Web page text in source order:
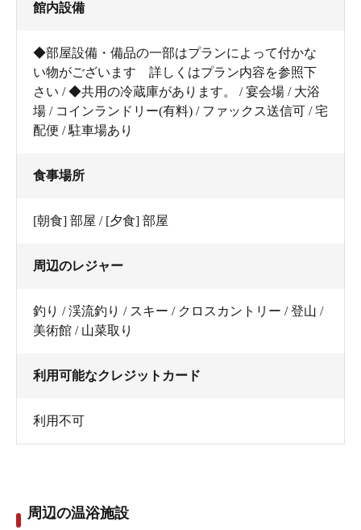
館内設備
◆部屋設備・備品の一部はプランによって付かな
い物がございます 詳しくはプラン内容を参照下
さい / ◆共用の冷蔵庫があります。 / 宴会場 / 大浴
場 / コインランドリー(有料) / ファックス送信可 / 宅
配便 / 駐車場あり
食事場所
[朝食] 部屋 / [夕食] 部屋
周辺のレジャー
釣り / 渓流釣り / スキー / クロスカントリー / 登山 /
美術館 / 山菜取り
利用可能なクレジットカード
利用不可
周辺の温浴施設